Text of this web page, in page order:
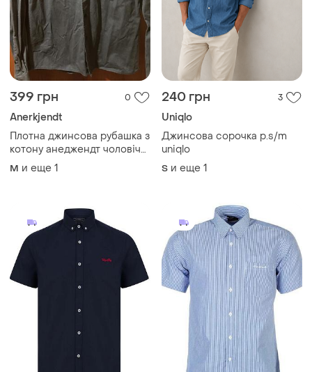
399 грн 0
Anerkjendt
Плотна джинсова рубашка з
котону анеджендт чоловіча
в темно-сірому кольорі
дизайну данія
M и еще 1
240 грн 3
Uniqlo
Джинсова сорочка р.s/m
uniqlo
S и еще 1